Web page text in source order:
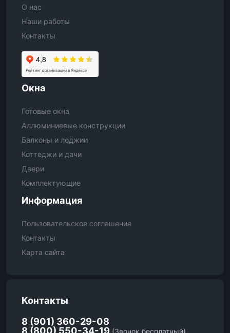
О нас
Наши работы
Контакты
Окна
Готовые окна
Аллюминиевые конструкции
Балконы и лоджии
Коттеджи и дачи
Двери
Комплектующие
Информация
Пользовательское соглашение
Контакты
Карта сайта
Контакты
8 (901) 360-29-08
8 (800) 550-34-19 (Звонок бесплатный)